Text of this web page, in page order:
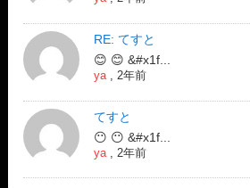
RE: てすと
😊 😊 &#x1f...
ya 2年前
てすと
😶 😶 &#x1f...
ya 2年前